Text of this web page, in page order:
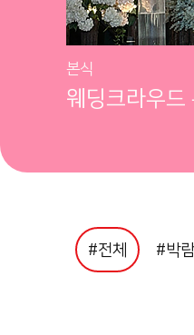
본식
웨딩크라우드
#전체 #박